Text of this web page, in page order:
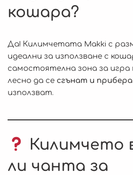
кошара?
Да! Килимчетата Makki с
идеални за използване с
самостоятелна зона за
лесно да се сгънат и
използват.
Килимчето
ли чанта за